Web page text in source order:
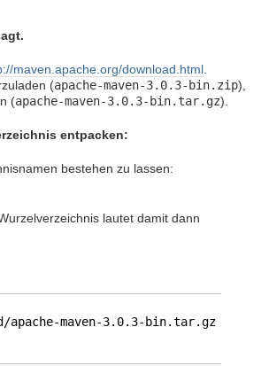
maven.apache.org/download.html
(apache-maven-3.0.3-bin.zip),
(apache-maven-3.0.3-bin.tar.gz).
entpacken:
bestehen zu lassen:
lautet damit dann
apache-maven-3.0.3-bin.tar.gz